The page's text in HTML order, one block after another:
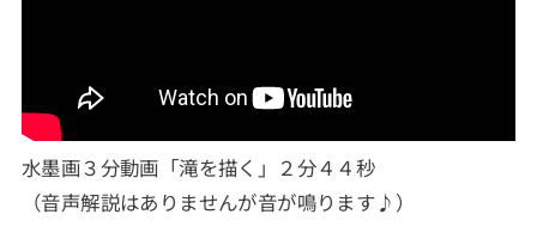
水墨画３分動画「滝を描く」２分４４秒
（音声解説はありませんが音が鳴ります♪）